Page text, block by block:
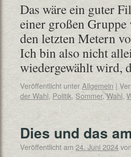
Das wäre ein guter
einer großen Gruppe
den letzten Metern
Ich bin also nicht
wiedergewählt wird,
Veröffentlicht unterAllgemein |
der Wahl, Politik, Sommer,Wahl,
Dies und das
Veröffentlicht am 24. Juni 2024von